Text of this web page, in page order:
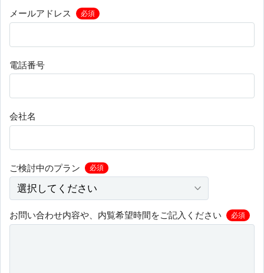
メールアドレス 必須
電話番号
会社名
ご検討中のプラン 必須
お問い合わせ内容や、内覧希望時間をご記入ください 必須